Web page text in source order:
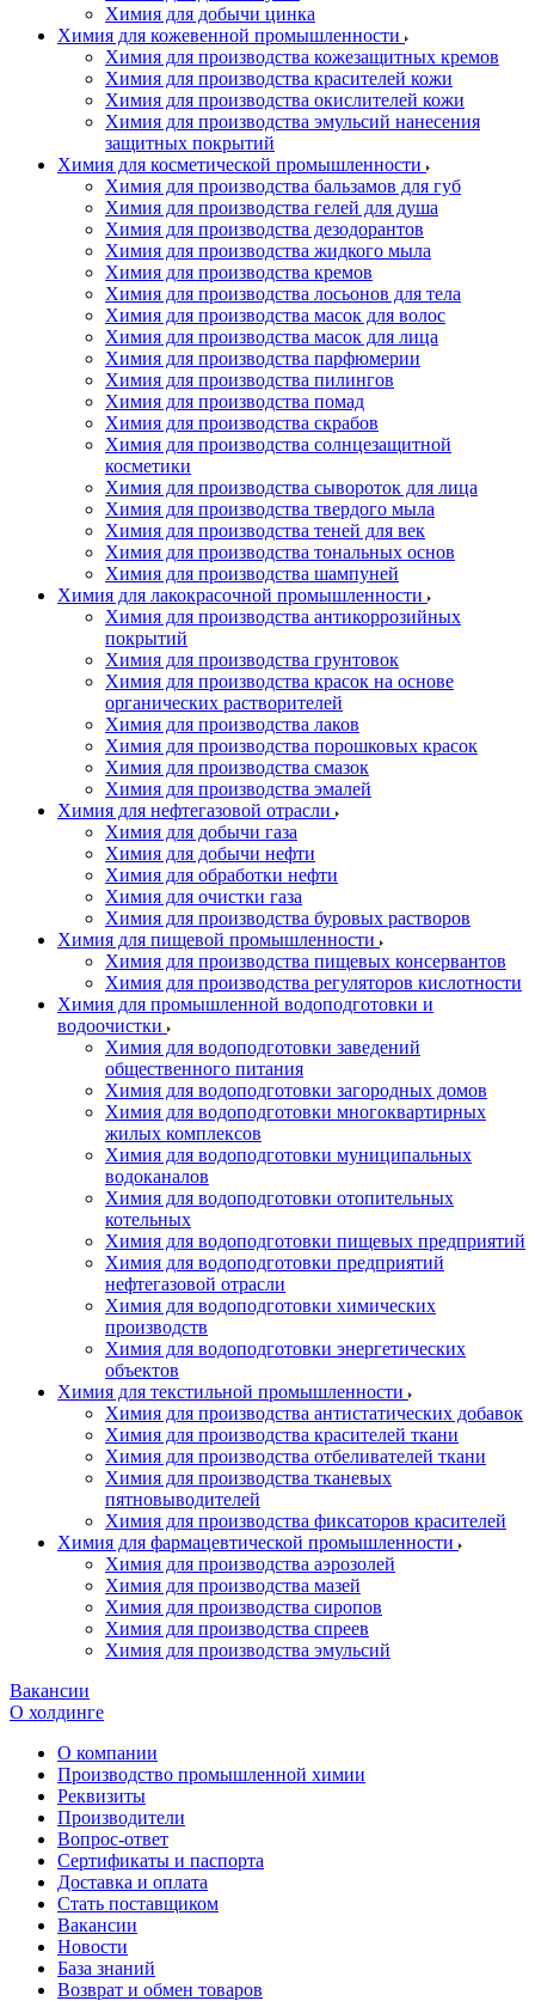
Химия для добычи цинка
Химия для кожевенной промышленности
Химия для производства кожезащитных кремов
Химия для производства красителей кожи
Химия для производства окислителей кожи
Химия для производства эмульсий нанесения
защитных покрытий
Химия для косметической промышленности
Химия для производства бальзамов для губ
Химия для производства гелей для душа
Химия для производства дезодорантов
Химия для производства жидкого мыла
Химия для производства кремов
Химия для производства лосьонов для тела
Химия для производства масок для волос
Химия для производства масок для лица
Химия для производства парфюмерии
Химия для производства пилингов
Химия для производства помад
Химия для производства скрабов
Химия для производства солнцезащитной
косметики
Химия для производства сывороток для лица
Химия для производства твердого мыла
Химия для производства теней для век
Химия для производства тональных основ
Химия для производства шампуней
Химия для лакокрасочной промышленности
Химия для производства антикоррозийных
покрытий
Химия для производства грунтовок
Химия для производства красок на основе
органических растворителей
Химия для производства лаков
Химия для производства порошковых красок
Химия для производства смазок
Химия для производства эмалей
Химия для нефтегазовой отрасли
Химия для добычи газа
Химия для добычи нефти
Химия для обработки нефти
Химия для очистки газа
Химия для производства буровых растворов
Химия для пищевой промышленности
Химия для производства пищевых консервантов
Химия для производства регуляторов кислотности
Химия для промышленной водоподготовки и
водоочистки
Химия для водоподготовки заведений
общественного питания
Химия для водоподготовки загородных домов
Химия для водоподготовки многоквартирных
жилых комплексов
Химия для водоподготовки муниципальных
водоканалов
Химия для водоподготовки отопительных
котельных
Химия для водоподготовки пищевых предприятий
Химия для водоподготовки предприятий
нефтегазовой отрасли
Химия для водоподготовки химических
производств
Химия для водоподготовки энергетических
объектов
Химия для текстильной промышленности
Химия для производства антистатических добавок
Химия для производства красителей ткани
Химия для производства отбеливателей ткани
Химия для производства тканевых
пятновыводителей
Химия для производства фиксаторов красителей
Химия для фармацевтической промышленности
Химия для производства аэрозолей
Химия для производства мазей
Химия для производства сиропов
Химия для производства спреев
Химия для производства эмульсий
Вакансии
О холдинге
О компании
Производство промышленной химии
Реквизиты
Производители
Вопрос-ответ
Сертификаты и паспорта
Доставка и оплата
Стать поставщиком
Вакансии
Новости
База знаний
Возврат и обмен товаров